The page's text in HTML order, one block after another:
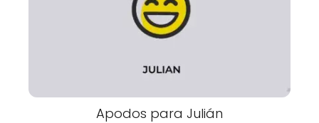
Apodos para Julián